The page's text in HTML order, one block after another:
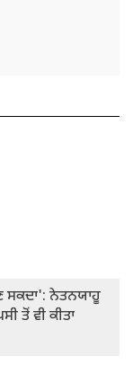
ਸਕਦਾ': ਨੇਤਨਯਾਹੂ
ਤੋਂ ਵੀ ਕੀਤਾ